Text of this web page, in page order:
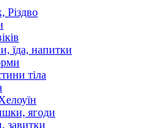
Різдво
їда, напитки
тіла
ягоди
завитки